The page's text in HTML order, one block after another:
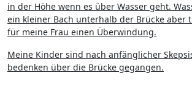
in der Höhe wenn es über Wasser geht.
ein kleiner Bach unterhalb der Brücke aber
für meine Frau einen Überwindung.
Meine Kinder sind nach anfänglicher
bedenken über die Brücke gegangen.